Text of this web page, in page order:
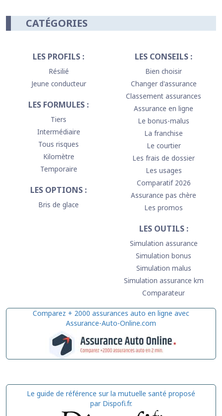
CATÉGORIES
LES PROFILS :
Résilié
Jeune conducteur
LES FORMULES :
Tiers
Intermédiaire
Tous risques
Kilomètre
Temporaire
LES OPTIONS :
Bris de glace
LES CONSEILS :
Bien choisir
Changer d'assurance
Classement assurances
Assurance en ligne
Le bonus-malus
La franchise
Le courtier
Les frais de dossier
Les usages
Comparatif 2026
Assurance pas chère
Les promos
LES OUTILS :
Simulation assurance
Simulation bonus
Simulation malus
Simulation assurance km
Comparateur
Comparez + 2000 assurances auto en ligne avec
Assurance-Auto-Online.com
Le guide de référence sur la mutuelle santé proposé
par Dispofi.fr.